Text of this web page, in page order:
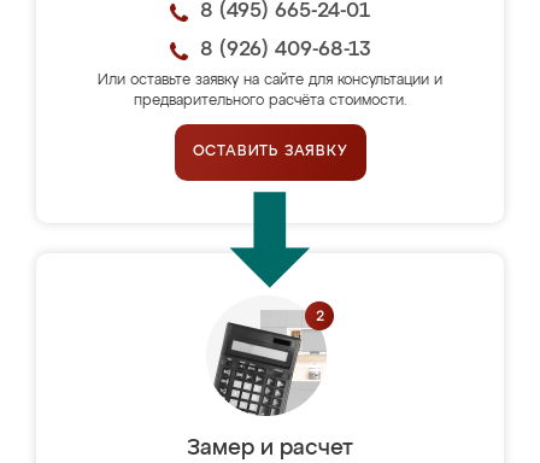
8 (495) 665-24-01
8 (926) 409-68-13
Или оставьте заявку на сайте для консультации и
предварительного расчёта стоимости.
ОСТАВИТЬ ЗАЯВКУ
Замер и расчет